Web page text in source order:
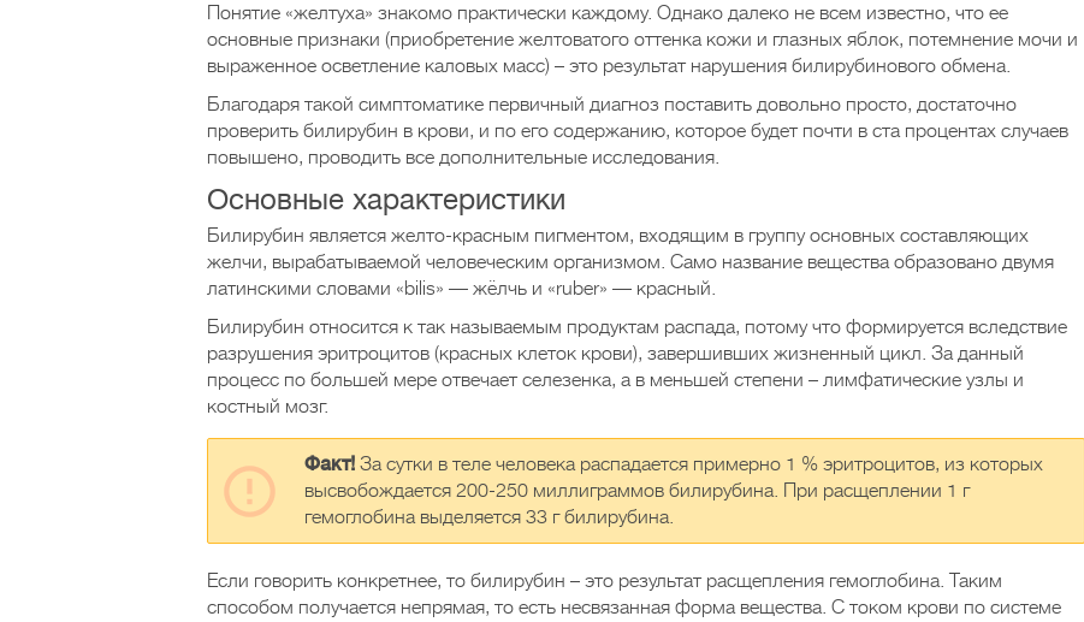
Понятие «желтуха» знакомо практически каждому. Однако далеко не всем известно, что ее
основные признаки (приобретение желтоватого оттенка кожи и глазных яблок, потемнение мочи и
выраженное осветление каловых масс) – это результат нарушения билирубинового обмена.
Благодаря такой симптоматике первичный диагноз поставить довольно просто, достаточно
проверить билирубин в крови, и по его содержанию, которое будет почти в ста процентах случаев
повышено, проводить все дополнительные исследования.
Основные характеристики
Билирубин является желто-красным пигментом, входящим в группу основных составляющих
желчи, вырабатываемой человеческим организмом. Само название вещества образовано двумя
латинскими словами «bilis» — жёлчь и «ruber» — красный.
Билирубин относится к так называемым продуктам распада, потому что формируется вследствие
разрушения эритроцитов (красных клеток крови), завершивших жизненный цикл. За данный
процесс по большей мере отвечает селезенка, а в меньшей степени – лимфатические узлы и
костный мозг.
Факт! За сутки в теле человека распадается примерно 1 % эритроцитов, из которых
высвобождается 200-250 миллиграммов билирубина. При расщеплении 1 г
гемоглобина выделяется 33 г билирубина.
Если говорить конкретнее, то билирубин – это результат расщепления гемоглобина. Таким
способом получается непрямая, то есть несвязанная форма вещества. С током крови по системе